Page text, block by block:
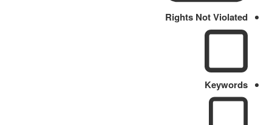
Rights Not Violated
Keywords